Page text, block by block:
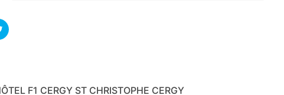
F1 CERGY ST CHRISTOPHE CERGY